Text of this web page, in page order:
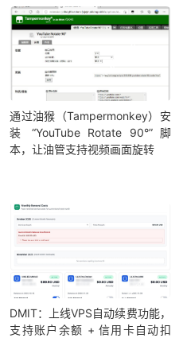
通过油猴（Tampermonkey）安
装 “YouTube Rotate 90°” 脚
本，让油管支持视频画面旋转
DMIT：上线VPS自动续费功能，
支持账户余额 + 信用卡自动扣